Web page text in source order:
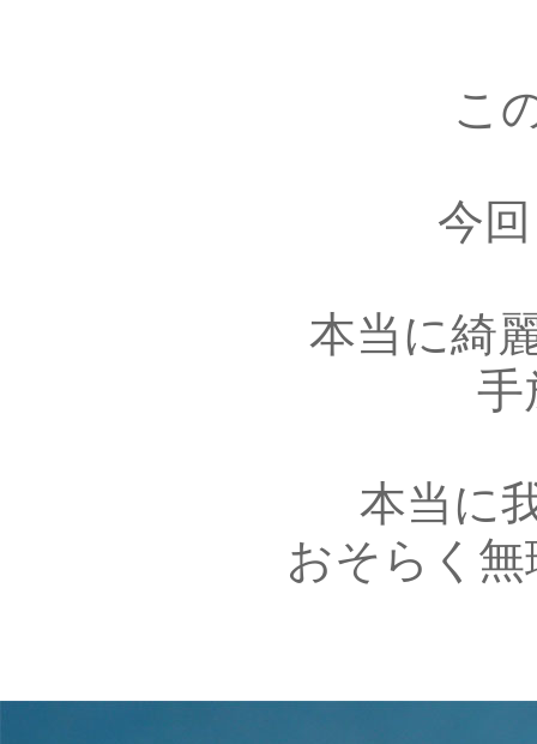
こ
今
本当に綺
手
本当に
おそらく